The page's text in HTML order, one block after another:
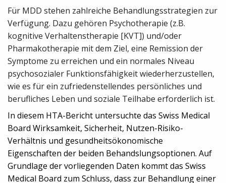
Für MDD stehen zahlreiche Behandlungsstrategien zur
Verfügung. Dazu gehören Psychotherapie (z.B.
kognitive Verhaltenstherapie [KVT]) und/oder
Pharmakotherapie mit dem Ziel, eine Remission der
Symptome zu erreichen und ein normales Niveau
psychosozialer Funktionsfähigkeit wiederherzustellen,
wie es für ein zufriedenstellendes persönliches und
berufliches Leben und soziale Teilhabe erforderlich ist.
In diesem HTA-Bericht untersuchte das Swiss Medical
Board Wirksamkeit, Sicherheit, Nutzen-Risiko-
Verhältnis und gesundheitsökonomische
Eigenschaften der beiden Behandslungsoptionen. Auf
Grundlage der vorliegenden Daten kommt das Swiss
Medical Board zum Schluss, dass zur Behandlung einer